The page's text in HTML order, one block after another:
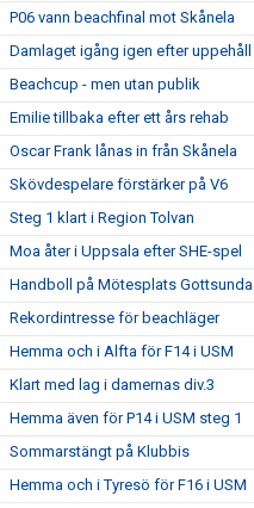
P06 vann beachfinal mot Skånela
Damlaget igång igen efter uppehåll
Beachcup - men utan publik
Emilie tillbaka efter ett års rehab
Oscar Frank lånas in från Skånela
Skövdespelare förstärker på V6
Steg 1 klart i Region Tolvan
Moa åter i Uppsala efter SHE-spel
Handboll på Mötesplats Gottsunda
Rekordintresse för beachläger
Hemma och i Alfta för F14 i USM
Klart med lag i damernas div.3
Hemma även för P14 i USM steg 1
Sommarstängt på Klubbis
Hemma och i Tyresö för F16 i USM